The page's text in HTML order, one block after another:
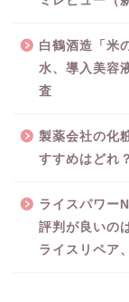
白鶴酒造「米
水、導入美容
査
製薬会社の化
すすめはどれ
ライスパワー
評判が良いの
ライスリペア